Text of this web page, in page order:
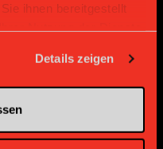
ihnen bereitgestellt
Details zeigen
Supplier